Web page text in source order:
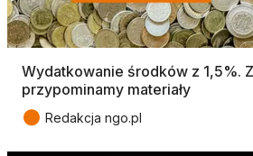
Wydatkowanie środków z 1,5%.
przypominamy materiały
● Redakcja ngo.pl